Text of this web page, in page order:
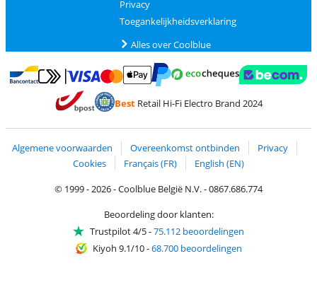
Privacy
Toegankelijkheidsverklaring
Alles over Coolblue
Betalen met Bancontact
Betalen met MasterCard en Visa via ClickToPay
BestRetail Hi-Fi Electro Brand 2024
Algemene voorwaarden Overeenkomst ontbinden
Privacy
Cookies
Français (FR)
English (EN)
© 1999 - 2026 - Coolblue België N.V. - 0867.686.774
Beoordeling door klanten:
Trustpilot 4/5-75.112 beoordelingen
Kiyoh 9.1/10-68.700 beoordelingen